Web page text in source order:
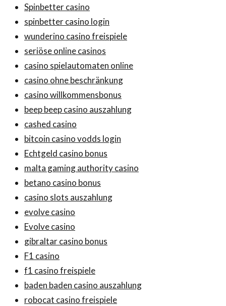
Spinbetter casino
spinbetter casino login
wunderino casino freispiele
seriöse online casinos
casino spielautomaten online
casino ohne beschränkung
casino willkommensbonus
beep beep casino auszahlung
cashed casino
bitcoin casino vodds login
Echtgeld casino bonus
malta gaming authority casino
betano casino bonus
casino slots auszahlung
evolve casino
Evolve casino
gibraltar casino bonus
F1 casino
f1 casino freispiele
baden baden casino auszahlung
robocat casino freispiele